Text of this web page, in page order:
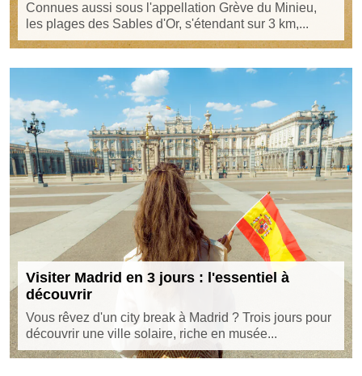
Connues aussi sous l'appellation Grève du Minieu,
les plages des Sables d'Or, s'étendant sur 3 km,...
Visiter Madrid en 3 jours : l'essentiel à
découvrir
Vous rêvez d'un city break à Madrid ? Trois jours pour
découvrir une ville solaire, riche en musée...